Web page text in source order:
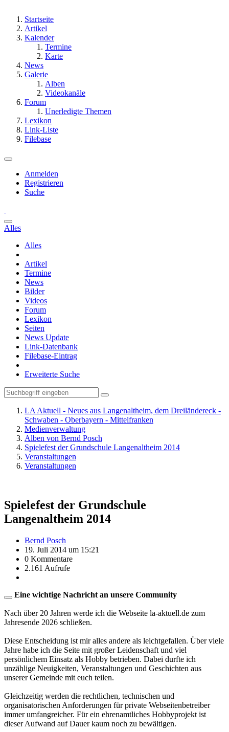
Startseite
Artikel
Kalender
Termine
Karte
News
Galerie
Alben
Videokanäle
Forum
Unerledigte Themen
Lexikon
Link-Liste
Filebase
Anmelden
Registrieren
Suche
Alles
Alles
Artikel
Termine
News
Bilder
Videos
Forum
Lexikon
Seiten
News Update
Link-Datenbank
Filebase-Eintrag
Erweiterte Suche
LA Aktuell - Neues aus Langenaltheim, dem Dreiländereck -
Schwaben - Oberbayern - Mittelfranken
Medienverwaltung
Alben von Bernd Posch
Spielefest der Grundschule Langenaltheim 2014
Veranstaltungen
Veranstaltungen
Spielefest der Grundschule
Langenaltheim 2014
Bernd Posch
19. Juli 2014 um 15:21
0 Kommentare
2.161 Aufrufe
Eine wichtige Nachricht an unsere Community
Nach über 20 Jahren werde ich die Webseite la-aktuell.de zum
Jahresende 2026 schließen.
Diese Entscheidung ist mir alles andere als leichtgefallen. Über viele
Jahre habe ich die Seite mit großer Leidenschaft und viel
persönlichem Einsatz als Hobby betrieben. Dabei durfte ich
unzählige Neuigkeiten, Veranstaltungen und Geschichten aus
unserer Gemeinde mit euch teilen.
Gleichzeitig werden die rechtlichen, technischen und
organisatorischen Anforderungen für private Webseitenbetreiber
immer umfangreicher. Für ein ehrenamtliches Hobbyprojekt ist
dieser Aufwand auf Dauer kaum noch zu bewältigen.